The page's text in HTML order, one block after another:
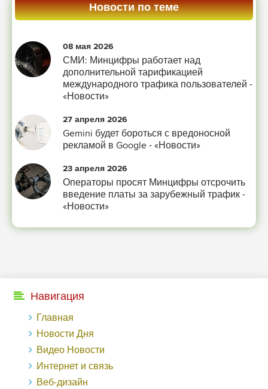
Новости по теме
08 мая 2026
СМИ: Минцифры работает над
дополнительной тарификацией
международного трафика пользователей -
«Новости»
27 апреля 2026
Gemini будет бороться с вредоносной
рекламой в Google - «Новости»
23 апреля 2026
Операторы просят Минцифры отсрочить
введение платы за зарубежный трафик -
«Новости»
Навигация
Главная
Новости Дня
Видео Новости
Интернет и связь
Веб-дизайн